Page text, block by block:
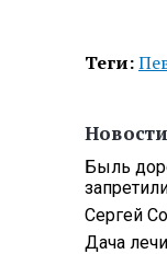
Теги:
Быль
Сергей
Дача